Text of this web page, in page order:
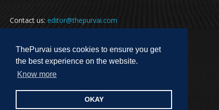
ThePurvai uses cookies to ensure you get
the best experience on the website.
Know more
OKAY
Contact us: editor@thepurvai.com
FOLLOW US